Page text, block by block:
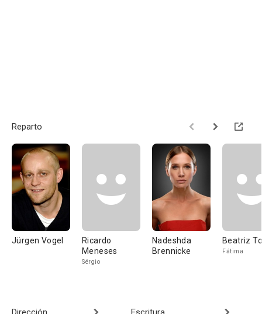
Reparto
Jürgen Vogel
Ricardo
Meneses
Sérgio
Nadeshda
Brennicke
Beatriz
Fátima